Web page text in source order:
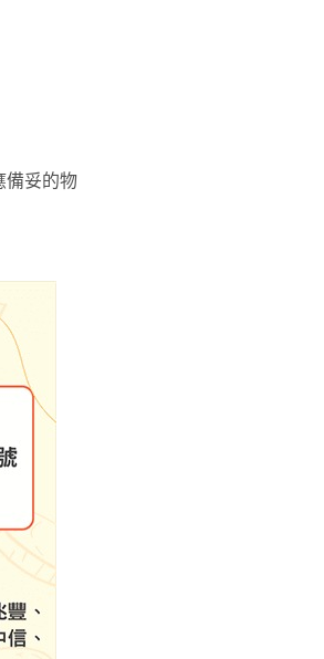
備妥的物